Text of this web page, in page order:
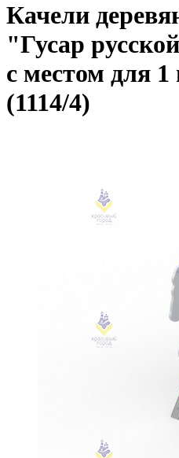
Качели
"Гусар
с местом для 1
(1114/4)